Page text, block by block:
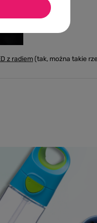
z radiem(tak, można takie